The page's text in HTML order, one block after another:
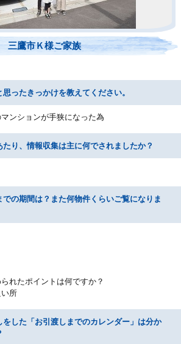
三鷹市Ｋ様ご家族
ったきっかけを教えてください。
ンションが手狭になった為
り、情報収集は主に何でされましたか？
の期間は？また何物件くらいご覧になりま
れたポイントは何ですか？
所
した「お引渡しまでのカレンダー」は分か